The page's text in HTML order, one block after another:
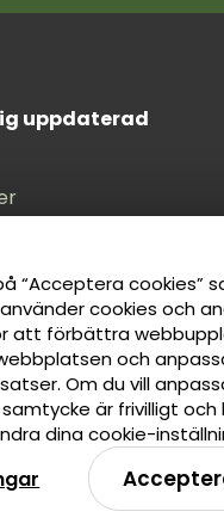
“Acceptera cookies”
cookies och
att förbättra
och
Om du vill
samtycke är frivilligt
dina cookie-
uppdaterad
Instagram